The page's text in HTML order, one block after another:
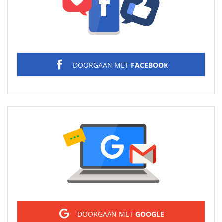
DOORGAAN MET FACEBOOK
DOORGAAN MET GOOGLE